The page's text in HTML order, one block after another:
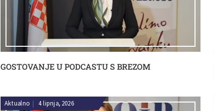
GOSTOVANJE U PODCASTU S BREZOM
Aktualno | 4 lipnja, 2026